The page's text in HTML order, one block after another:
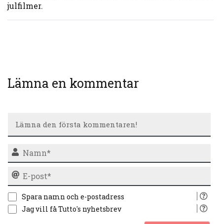
julfilmer.
Lämna en kommentar
Spara namn och e-postadress
Jag vill få Tutto's nyhetsbrev